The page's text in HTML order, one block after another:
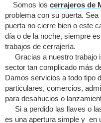
Somos los cerrajeros de
problema con su puerta.
puerta no cierre bien o este
día o de la noche, siempre
trabajos de cerrajería.
Gracias a nuestro trabajo
sector tan complicado más
Damos servicios a todo tipo
particulares, comercios,
para desahucios o
Si a perdido las llaves o
es una apertura simple y en